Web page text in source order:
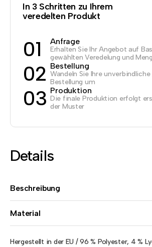
In 3 Schritten zu Ihrem
veredelten Produkt
01 Anfrage
Erhalten Sie Ihr Angebot auf
gewählten Veredelung und
02 Bestellung
Wandeln Sie Ihre
Bestellung um
03 Produktion
Die finale Produktion erfolgt
der Muster
Details
Beschreibung
Material
Hergestellt in der EU / 96 % Polyester, 4 %